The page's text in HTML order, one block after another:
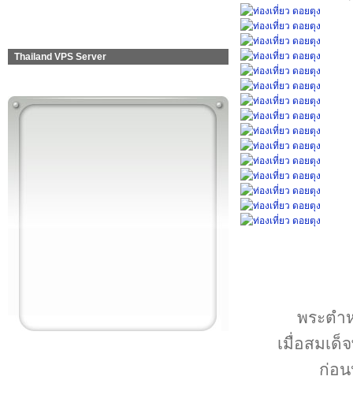
Thailand VPS Server
พระตำ
เมื่อสมเด็
ก่อ